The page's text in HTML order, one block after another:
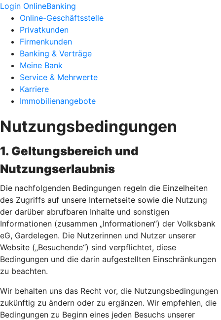
Login OnlineBanking
Online-Geschäftsstelle
Privatkunden
Firmenkunden
Banking & Verträge
Meine Bank
Service & Mehrwerte
Karriere
Immobilienangebote
Nutzungsbedingungen
1. Geltungsbereich und
Nutzungserlaubnis
Die nachfolgenden Bedingungen regeln die Einzelheiten
des Zugriffs auf unsere Internetseite sowie die Nutzung
der darüber abrufbaren Inhalte und sonstigen
Informationen (zusammen „Informationen“) der Volksbank
eG, Gardelegen. Die Nutzerinnen und Nutzer unserer
Website („Besuchende“) sind verpflichtet, diese
Bedingungen und die darin aufgestellten Einschränkungen
zu beachten.
Wir behalten uns das Recht vor, die Nutzungsbedingungen
zukünftig zu ändern oder zu ergänzen. Wir empfehlen, die
Bedingungen zu Beginn eines jeden Besuchs unserer